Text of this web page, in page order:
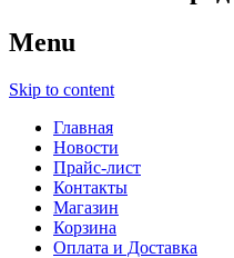
Menu
Skip to content
Главная
Новости
Прайс-лист
Контакты
Магазин
Корзина
Оплата и Доставка